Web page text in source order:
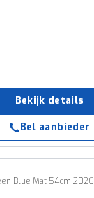
Bekijk details
Bel aanbieder
Blue Mat 54cm 2026